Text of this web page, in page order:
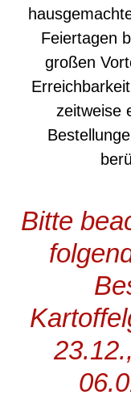
Feiertagen
großen
zeitweise
Bitte